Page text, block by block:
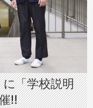
「学校説明
!!